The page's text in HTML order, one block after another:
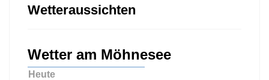
Wetteraussichten
Wetter am Möhnesee
Heute